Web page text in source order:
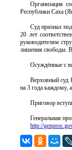
Организация
Республики Саха
Суд признал
20 лет
руководителям
лишения свободы.
Осуждённые с
Верховный суд
на 3 года каждому,
Приговор
Генеральная
http://